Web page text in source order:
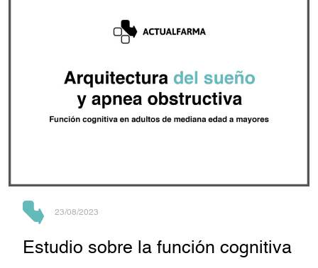
23/08/2023
Estudio sobre la función cognitiva